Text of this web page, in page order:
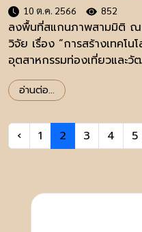
10 ต.ค. 2566 852
ลงพื้นที่สแกนภาพสามมิติ ณ
วิจัย เรื่อง “การสร้างเทคโ
อุตสาหกรรมท่องเที่ยวและ
มรดกวัฒนธรรมวัดอรุณราชว
อ่านต่อ...
‹ 1 2 3 4 5